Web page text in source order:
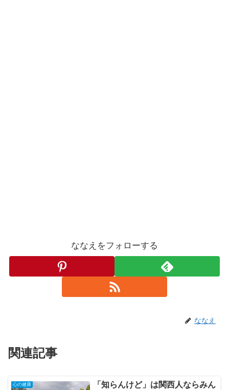
ななえをフォローする
ななえ
関連記事
心の健康 「知らんけど」は関西人ならみん